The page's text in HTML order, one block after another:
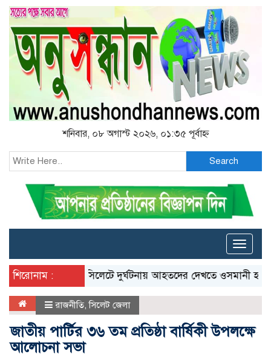
শনিবার, ০৮ অগাস্ট ২০২৬, ০১:৩৫ পূর্বাহ্ন
Search
Toggle
শিরোনাম :
সিলেটে দুর্ঘটনায় আহতদের দেখতে ওসমানী
রাজনীতি,সিলেট জেলা
জাতীয় পার্টির ৩৬ তম প্রতিষ্ঠা বার্ষিকী উপলক্ষে
আলোচনা সভা